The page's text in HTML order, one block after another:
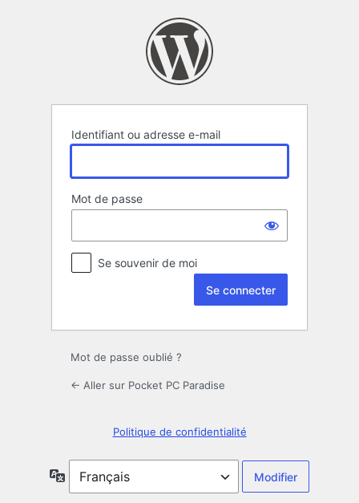
Identifiant ou adresse e-mail
Mot de passe
Se souvenir de moi
Mot de passe oublié ?
← Aller sur Pocket PC Paradise
Politique de confidentialité
Langue